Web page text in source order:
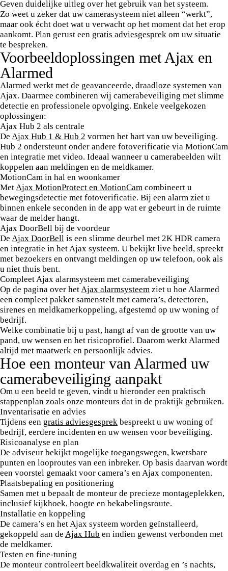
Geven duidelijke uitleg over het gebruik van het systeem.
Zo weet u zeker dat uw camerasysteem niet alleen “werkt”,
maar ook écht doet wat u verwacht op het moment dat het erop
aankomt. Plan gerust een gratis adviesgesprek om uw situatie
te bespreken.
Voorbeeldoplossingen met Ajax en
Alarmed
Alarmed werkt met de geavanceerde, draadloze systemen van
Ajax. Daarmee combineren wij camerabeveiliging met slimme
detectie en professionele opvolging. Enkele veelgekozen
oplossingen:
Ajax Hub 2 als centrale
De Ajax Hub 1 & Hub 2 vormen het hart van uw beveiliging.
Hub 2 ondersteunt onder andere fotoverificatie via MotionCam
en integratie met video. Ideaal wanneer u camerabeelden wilt
koppelen aan meldingen en de meldkamer.
MotionCam in hal en woonkamer
MetAjax MotionProtect en MotionCam combineert u
bewegingsdetectie met fotoverificatie. Bij een alarm ziet u
binnen enkele seconden in de app wat er gebeurt in de ruimte
waar de melder hangt.
Ajax DoorBell bij de voordeur
De Ajax DoorBell is een slimme deurbel met 2K HDR camera
en integratie in het Ajax systeem. U bekijkt live beeld, spreekt
met bezoekers en ontvangt meldingen op uw telefoon, ook als
u niet thuis bent.
Compleet Ajax alarmsysteem met camerabeveiliging
Op de pagina over hetAjax alarmsysteem ziet u hoe Alarmed
een compleet pakket samenstelt met camera’s, detectoren,
sirenes en meldkamerkoppeling, afgestemd op uw woning of
bedrijf.
Welke combinatie bij u past, hangt af van de grootte van uw
pand, uw wensen en het risicoprofiel. Daarom werkt Alarmed
altijd met maatwerk en persoonlijk advies.
Hoe een monteur van Alarmed uw
camerabeveiliging aanpakt
Om u een beeld te geven, vindt u hieronder een praktisch
stappenplan zoals onze monteurs dat in de praktijk gebruiken.
Inventarisatie en advies
Tijdens een gratis adviesgesprek bespreekt u uw woning of
bedrijf, eerdere incidenten en uw wensen voor beveiliging.
Risicoanalyse en plan
De adviseur bekijkt mogelijke toegangswegen, kwetsbare
punten en looproutes van een inbreker. Op basis daarvan wordt
een voorstel gemaakt voor camera’s en Ajax componenten.
Plaatsbepaling en positionering
Samen met u bepaalt de monteur de precieze montageplekken,
inclusief kijkhoek, hoogte en bekabelingsroute.
Installatie en koppeling
De camera’s en het Ajax systeem worden geïnstalleerd,
gekoppeld aan de Ajax Hub en indien gewenst verbonden met
de meldkamer.
Testen en fine-tuning
De monteur controleert beeldkwaliteit overdag en ’s nachts,